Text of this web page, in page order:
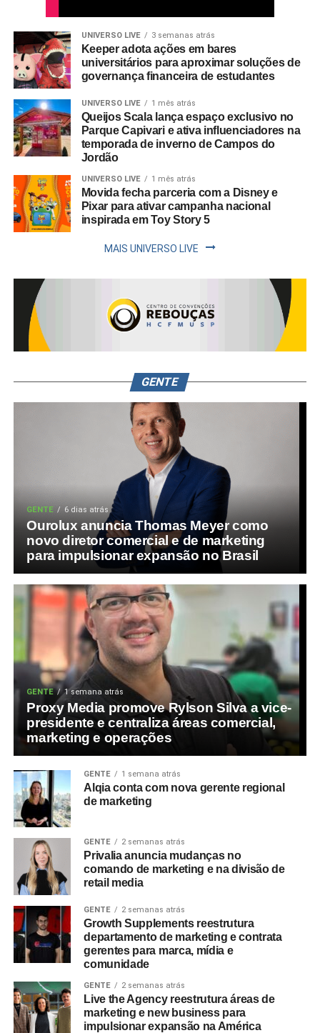
UNIVERSO LIVE 3 semanas atrás
Keeper adota ações em bares
universitários para aproximar soluções de
governança financeira de estudantes
UNIVERSO LIVE 1 mês atrás
Queijos Scala lança espaço exclusivo no
Parque Capivari e ativa influenciadores na
temporada de inverno de Campos do
Jordão
UNIVERSO LIVE 1 mês atrás
Movida fecha parceria com a Disney e
Pixar para ativar campanha nacional
inspirada em Toy Story 5
MAIS UNIVERSO LIVE
GENTE
GENTE 6 dias atrás
Ourolux anuncia Thomas Meyer como
novo diretor comercial e de marketing
para impulsionar expansão no Brasil
GENTE 1 semana atrás
Proxy Media promove Rylson Silva a vice-
presidente e centraliza áreas comercial,
marketing e operações
GENTE 1 semana atrás
Alqia conta com nova gerente regional
de marketing
GENTE 2 semanas atrás
Privalia anuncia mudanças no
comando de marketing e na divisão de
retail media
GENTE 2 semanas atrás
Growth Supplements reestrutura
departamento de marketing e contrata
gerentes para marca, mídia e
comunidade
GENTE 2 semanas atrás
Live the Agency reestrutura áreas de
marketing e new business para
impulsionar expansão na América